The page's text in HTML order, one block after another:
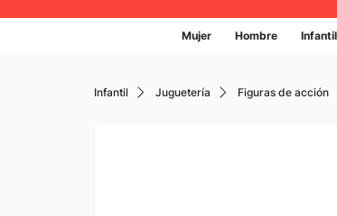
Mujer Hombre Infantil
Infantil Juguetería Figuras de acción